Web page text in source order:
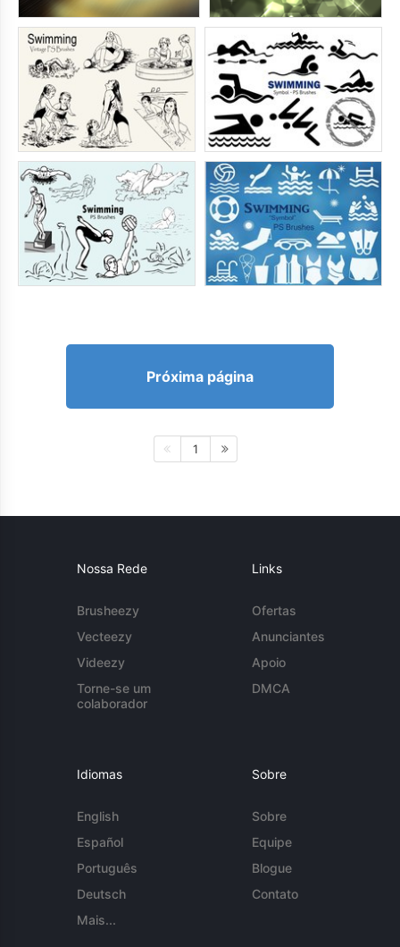
Próxima página
1
Nossa Rede
Brusheezy
Vecteezy
Videezy
Torne-se um
colaborador
Links
Ofertas
Anunciantes
Apoio
DMCA
Idiomas
English
Español
Português
Deutsch
Mais...
Sobre
Sobre
Equipe
Blogue
Contato